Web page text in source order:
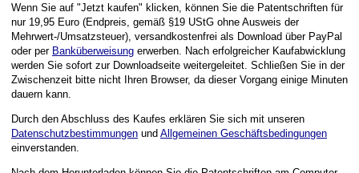
Wenn Sie auf "Jetzt kaufen" klicken, können Sie die Patentschriften für
nur 19,95 Euro (Endpreis, gemäß §19 UStG ohne Ausweis der
Mehrwert-/Umsatzsteuer), versandkostenfrei als Download über PayPal
oder per Banküberweisung erwerben. Nach erfolgreicher Kaufabwicklung
werden Sie sofort zur Downloadseite weitergeleitet. Schließen Sie in der
Zwischenzeit bitte nicht Ihren Browser, da dieser Vorgang einige Minuten
dauern kann.
Durch den Abschluss des Kaufes erklären Sie sich mit unseren
Datenschutzbestimmungen und Allgemeinen Geschäftsbedingungen
einverstanden.